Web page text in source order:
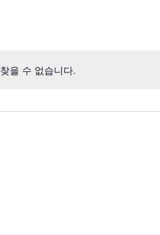
공
을 수 없습니다.